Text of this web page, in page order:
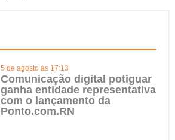
5 de agosto às 17:13
Comunicação digital potiguar
ganha entidade representativa
com o lançamento da
Ponto.com.RN